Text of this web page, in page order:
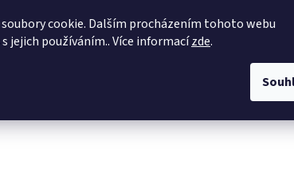
cookie. Dalším procházením tohoto webu
jejich používáním.. Více informacízde.
z horských oblastí severního Mexika. Tento druh
trny na okrajích. Díky svému tvaru a
zahrady i pěstování v nádobách.
kompaktní tvar. Díky tomu je vhodná do
Ve spojení s kameny, štěrkem nebo jinými